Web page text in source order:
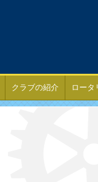
クラブの紹介 ロータ